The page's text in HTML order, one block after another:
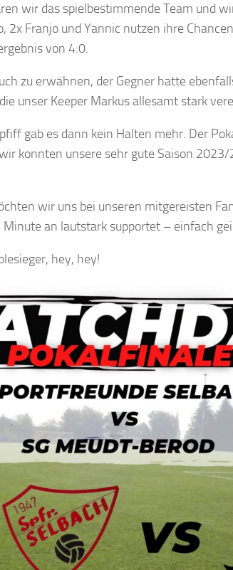
wir das spielbestimmende Team und
2x Franjo und Yannic nutzen ihre
von 4:0.
zu erwähnen, der Gegner hatte
unser Keeper Markus allesamt stark
gab es dann kein Halten mehr. Der
konnten unsere sehr gute Saison
wir uns bei unseren mitgereisten
Minute an lautstark supportet – einfach
hey, hey!